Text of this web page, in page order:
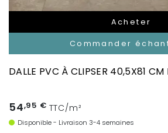
Acheter
Commander
DALLE PVC À CLIPSER 40,5X81 CM
54,95 € TTC/m²
Disponible - Livraison 3-4 semaines